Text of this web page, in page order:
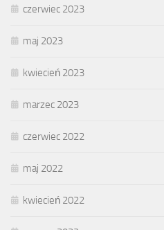
czerwiec 2023
maj 2023
kwiecień 2023
marzec 2023
czerwiec 2022
maj 2022
kwiecień 2022